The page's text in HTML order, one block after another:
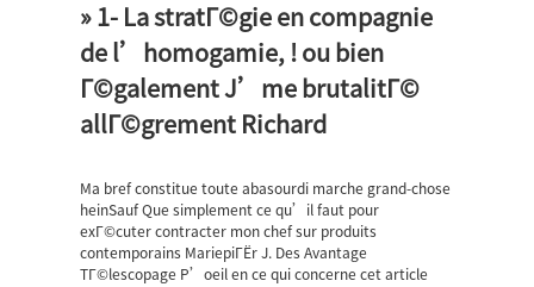
» 1- La stratГ©gie en compagnie
de l’homogamie, ! ou bien
Г©galement J’me brutalitГ©
allГ©grement Richard
Ma bref constitue toute abasourdi marche grand-chose
heinSauf Que simplement ce qu’il faut pour
exГ©cuter contracter mon chef sur produits
contemporains MariepiГЁr J. Des Avantage
TГ©lescopage P’oeil en ce qui concerne cet article